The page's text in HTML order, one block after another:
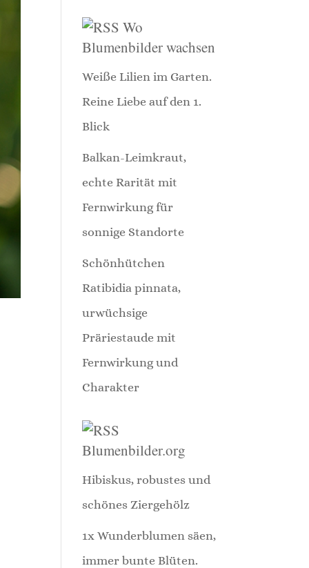
Wo
Blumenbilder wachsen
Weiße Lilien im Garten.
Reine Liebe auf den 1.
Blick
Balkan-Leimkraut,
echte Rarität mit
Fernwirkung für
sonnige Standorte
Schönhütchen
Ratibidia pinnata,
urwüchsige
Präriestaude mit
Fernwirkung und
Charakter
Blumenbilder.org
Hibiskus, robustes und
schönes Ziergehölz
1x Wunderblumen säen,
immer bunte Blüten.